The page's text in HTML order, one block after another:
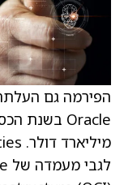
הפירמה גם